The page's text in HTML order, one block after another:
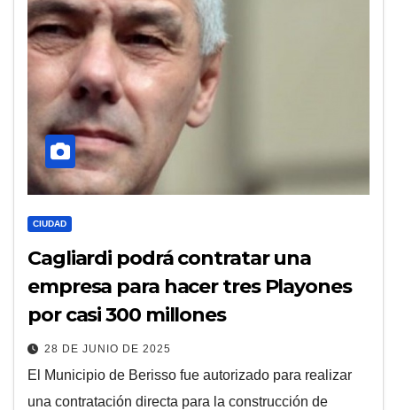
CIUDAD
Cagliardi podrá contratar una
empresa para hacer tres Playones
por casi 300 millones
28 DE JUNIO DE 2025
El Municipio de Berisso fue autorizado para realizar
una contratación directa para la construcción de